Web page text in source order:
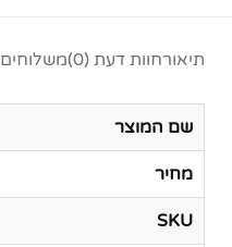
תיאורחוות דעת (0) משלוחים
שם המוצר
מחיר
SKU